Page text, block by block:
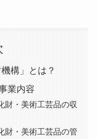
構」とは？
業内容
財・美術工芸品の収
財・美術工芸品の管